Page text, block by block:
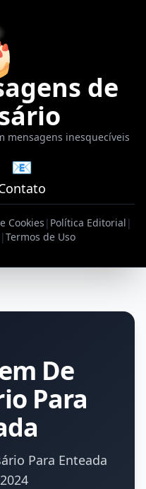
de
mensagens inesquecíveis
📧
Cookies | Política Editorial |
|Termos de Uso
De
Para
Para Enteada